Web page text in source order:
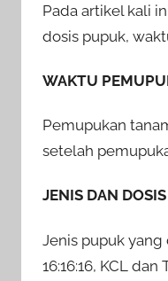
Pada artikel kali
dosis pupuk,
WAKTU
Pemupukan
setelah
JENIS DAN
Jenis pupuk
16:16:16, KCL